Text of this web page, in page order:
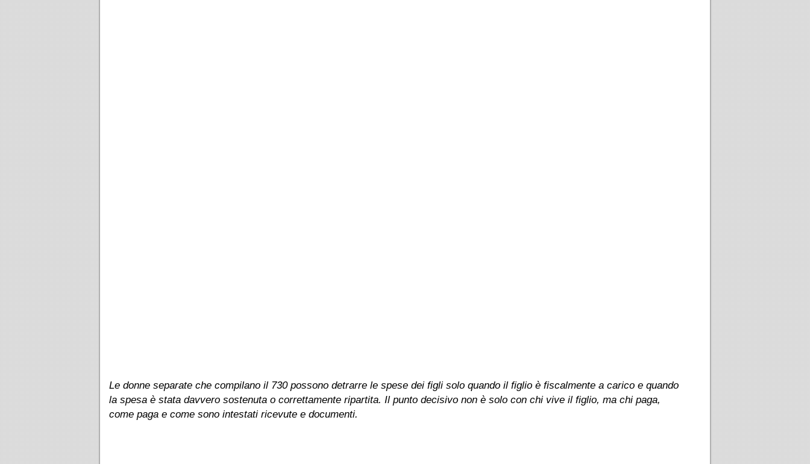
Le donne separate che compilano il 730 possono detrarre le spese dei figli solo quando il figlio è fiscalmente a carico e quando
la spesa è stata davvero sostenuta o correttamente ripartita. Il punto decisivo non è solo con chi vive il figlio, ma chi paga,
come paga e come sono intestati ricevute e documenti.